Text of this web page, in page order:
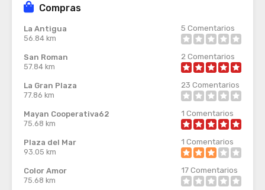
Compras
La Antigua
56.84 km
5 Comentarios
San Roman
57.84 km
2Comentarios
La Gran Plaza
77.86 km
23 Comentarios
Mayan Cooperativa62
75.68 km
1 Comentarios
Plaza del Mar
93.05 km
1 Comentarios
Color Amor
75.68 km
17Comentarios